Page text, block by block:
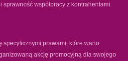
sprawność współpracy z kontrahentami.
specyficznymi prawami, które warto
akcję promocyjną dla swojego